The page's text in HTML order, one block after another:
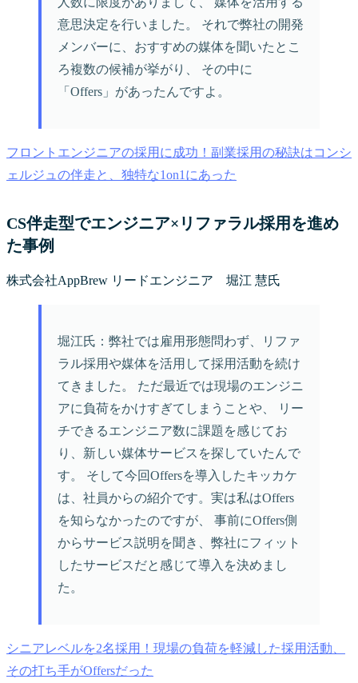
意思決定を行いました。 それで弊社の開発
メンバーに、おすすめの媒体を聞いたとこ
ろ複数の候補が挙がり、 その中に
「Offers」があったんですよ。
フロントエンジニアの採用に成功！副業採用の秘訣はコンシ
ェルジュの伴走と、独特な1on1にあった
CS伴走型でエンジニア×リファラル採用を進め
た事例
株式会社AppBrew リードエンジニア 堀江 慧氏
堀江氏：弊社では雇用形態問わず、リファ
ラル採用や媒体を活用して採用活動を続け
てきました。 ただ最近では現場のエンジニ
アに負荷をかけすぎてしまうことや、 リー
チできるエンジニア数に課題を感じてお
り、新しい媒体サービスを探していたんで
す。 そして今回Offersを導入したキッカケ
は、社員からの紹介です。実は私はOffers
を知らなかったのですが、 事前にOffers側
からサービス説明を聞き、弊社にフィット
したサービスだと感じて導入を決めまし
た。
シニアレベルを2名採用！現場の負荷を軽減した採用活動、
その打ち手がOffersだった